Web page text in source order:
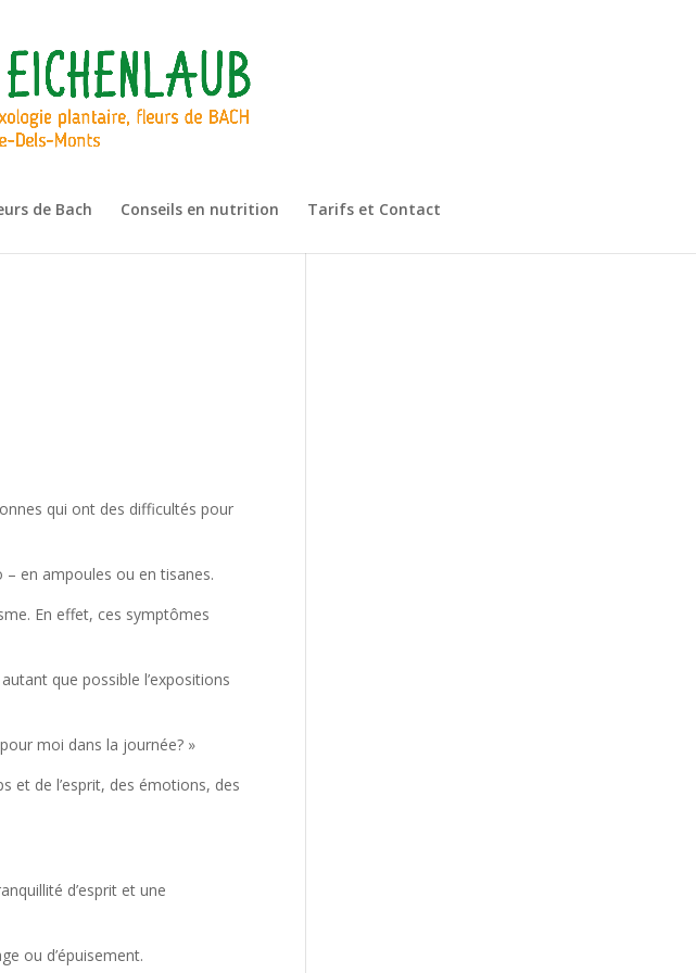
de Bach Conseils en nutrition Tarifs et Contact
qui ont des difficultés pour
en ampoules ou en tisanes.
En effet, ces symptômes
que possible l’expositions
moi dans la journée? »
et de l’esprit, des émotions, des
d’esprit et une
ou d’épuisement.